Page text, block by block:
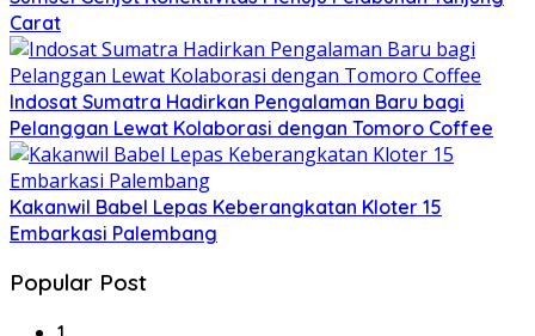
Carat
Indosat Sumatra Hadirkan Pengalaman Baru bagi
Pelanggan Lewat Kolaborasi dengan Tomoro Coffee
Kakanwil Babel Lepas Keberangkatan Kloter 15
Embarkasi Palembang
Popular Post